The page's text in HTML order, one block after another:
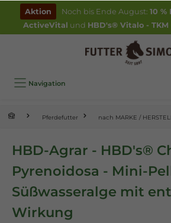
springen
Aktion Noch bis Ende August: 10 %
ActiveVital und HBD's® Vitalo - TKM
Navigation
Pferdefutter nach MARKE /
HBD-Agrar - HBD's®
Pyrenoidosa - Mini-
Süßwasseralge mit
Wirkung